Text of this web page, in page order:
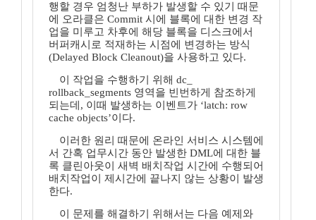
행할 경우 엄청난 부하가 발생할 수 있기 때문
에 오라클은 Commit 시에 블록에 대한 변경 작
업을 미루고 차후에 해당 블록을 디스크에서
버퍼캐시로 적재하는 시점에 변경하는 방식
(Delayed Block Cleanout)을 사용하고 있다.
이 작업을 수행하기 위해 dc_
rollback_segments 영역을 빈번하게 참조하게
되는데, 이때 발생하는 이벤트가 ‘latch: row
cache objects’이다.
이러한 원리 때문에 온라인 서비스 시스템에
서 간혹 업무시간 동안 발생한 DML에 대한 블
록 클린아웃이 새벽 배치작업 시간에 수행되어
배치작업이 제시간에 끝나지 않는 상황이 발생
한다.
이 문제를 해결하기 위해서는 다음 예제와